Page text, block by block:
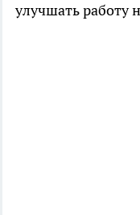
улучшать работу